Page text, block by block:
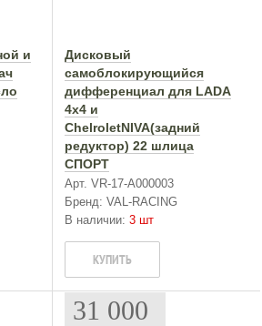
и
Дисковый
самоблокирующийся
дифференциал для LADA
4x4 и
ChelroletNIVA(задний
редуктор) 22 шлица
СПОРТ
Арт. VR-17-A000003
Бренд: VAL-RACING
В наличии: 3 шт
КУПИТЬ
31 000